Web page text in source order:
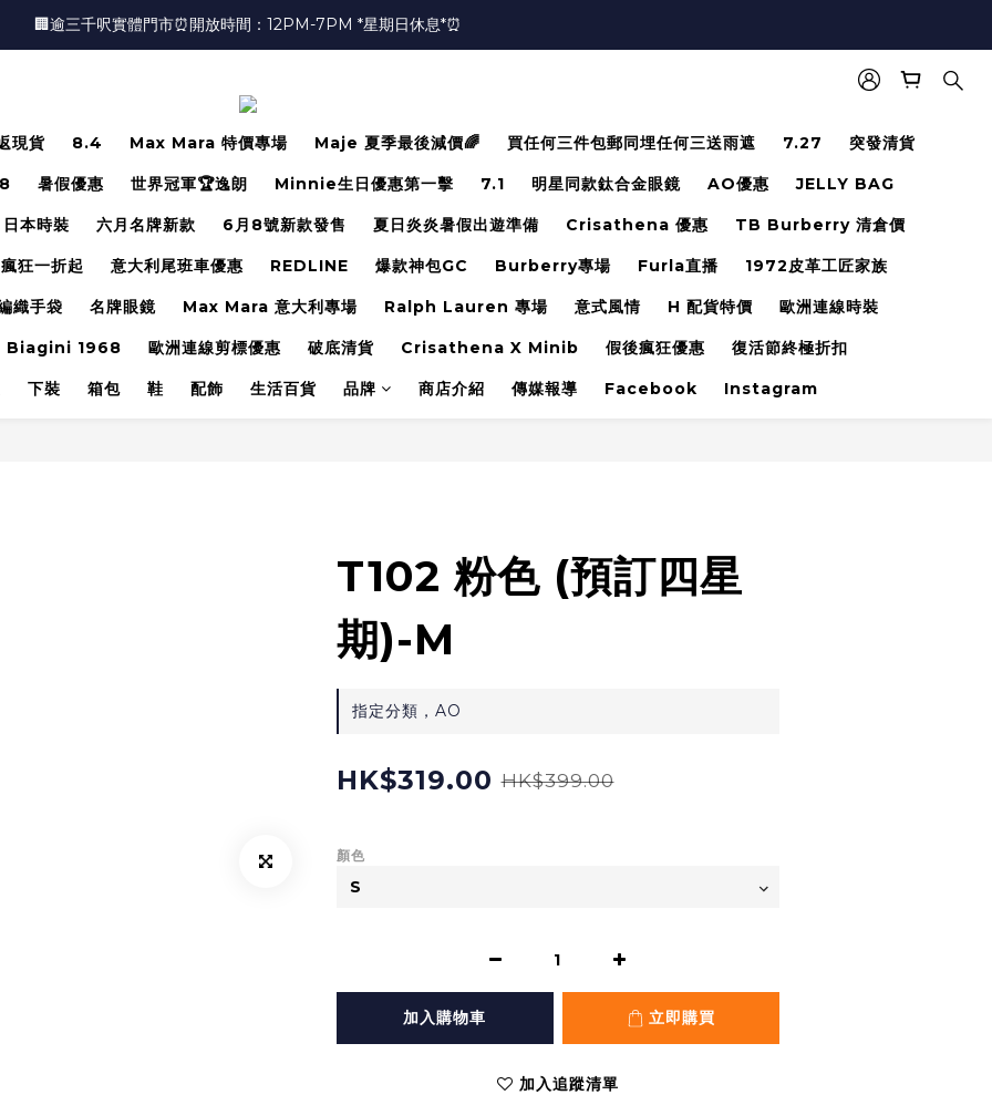
🏢逾三千呎實體門市⏰開放時間：12PM-7PM *星期日休息*⏰
🏢逾三千呎實體門市⏰開放時間：12PM-7PM *星期日休息*⏰
🏢逾三千呎實體門市⏰開放時間：12PM-7PM *星期日休息*⏰
現貨 8.4 Max Mara 特價專場 Maje 夏季最後減價🌈 買任何三件包郵同埋任何三送雨遮 7.27 突發清貨
暑假優惠 世界冠軍🏆逸朗 Minnie生日優惠第一擊 7.1 明星同款鈦合金眼鏡 AO優惠 JELLY BAG
日本時裝 六月名牌新款 6月8號新款發售 夏日炎炎暑假出遊準備 Crisathena 優惠 TB Burberry 清倉價
瘋狂一折起 意大利尾班車優惠 REDLINE 爆款神包GC Burberry專場 Furla直播 1972皮革工匠家族
織手袋 名牌眼鏡 Max Mara 意大利專場 Ralph Lauren 專場 意式風情 H 配貨特價 歐洲連線時裝
Biagini 1968 歐洲連線剪標優惠 破底清貨 Crisathena X Minib 假後瘋狂優惠 復活節終極折扣
下裝 箱包 鞋 配飾 生活百貨 品牌 商店介紹 傳媒報導 Facebook Instagram
T102 粉色 (預訂四星
期)-M
指定分類，AO
HK$319.00 HK$399.00
顏色
加入購物車 立即購買
加入追蹤清單